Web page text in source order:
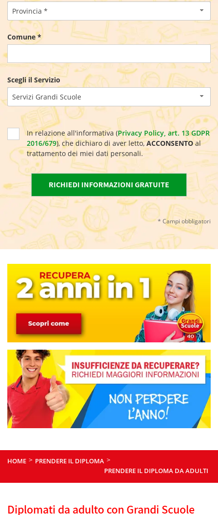
Provincia *
Comune *
Scegli il Servizio
Servizi Grandi Scuole
In relazione all'informativa (Privacy Policy, art. 13 GDPR
2016/679), che dichiaro di aver letto,ACCONSENTOal
trattamento dei miei dati personali.
* Campi obbligatori
HOME > PRENDERE IL DIPLOMA >
PRENDERE IL DIPLOMA DA ADULTI
Diplomati da adulto con Grandi Scuole